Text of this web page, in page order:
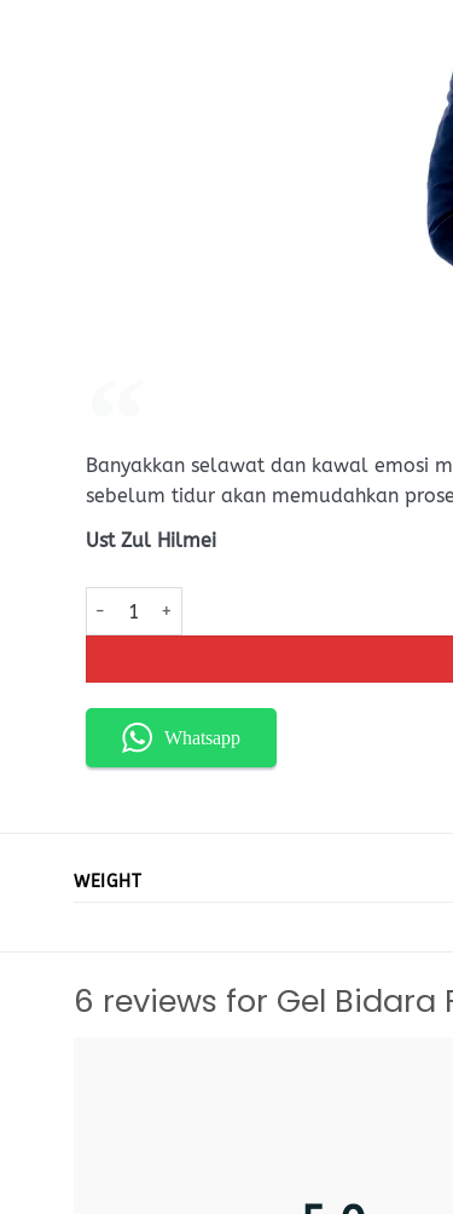
Banyakkan selawat dan kawal emosi
sebelum tidur akan memudahkan
Ust Zul Hilmei
Whatsapp
WEIGHT
6 reviews for Gel Bidara